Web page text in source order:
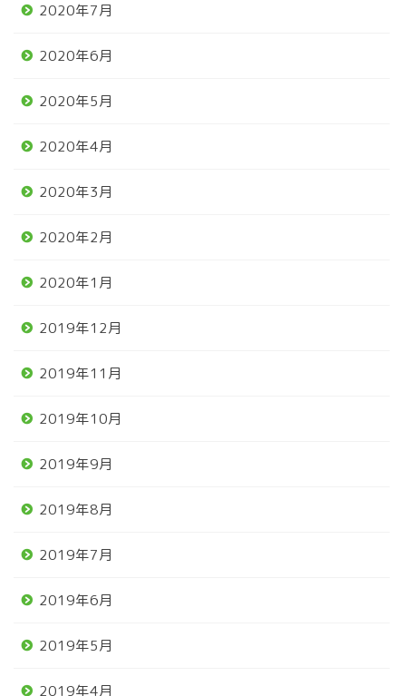
2020年7月
2020年6月
2020年5月
2020年4月
2020年3月
2020年2月
2020年1月
2019年12月
2019年11月
2019年10月
2019年9月
2019年8月
2019年7月
2019年6月
2019年5月
2019年4月